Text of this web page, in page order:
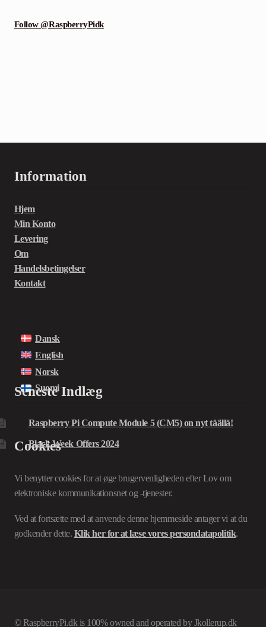
Follow @RaspberryPidk
Information
Hjem
Min Konto
Levering
Om
Handelsbetingelser
Kontakt
Dansk
English
Norsk
Suomi
Seneste Indlæg
Raspberry Pi Compute Module 5 (CM5) on nyt täällä!
Black Week Offers 2024
Cookies
Vi benytter cookies for at øge brugervenligheden efter Lov om
elektroniske kommunikationsnet og -tjenester.
Ved at fortsætte med at anvende denne hjemmeside antager vi at du
godkender dette. Klik her for at læse vores persondatapolitik.
© RaspberryPi.dk is 100% owned and operated by Jkollerup.dk